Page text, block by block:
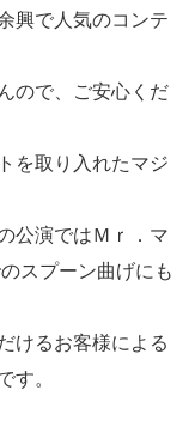
興で人気のコンテ
ので、ご安心くだ
を取り入れたマジ
公演ではＭｒ．マ
スプーン曲げにも
けるお客様による
す。